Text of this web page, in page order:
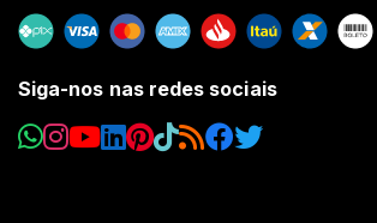
Siga-nos nas redes sociais